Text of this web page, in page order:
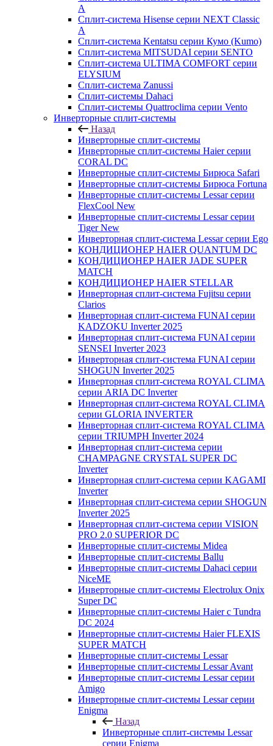
A
Сплит-система Hisense серии NEXT Classic
A
Сплит-система Kentatsu серии Кумо (Kumo)
Сплит-система MITSUDAI серии SENTO
Сплит-система ULTIMA COMFORT серии
ELYSIUM
Сплит-система Zanussi
Сплит-системы Dahaci
Сплит-системы Quattroclima серии Vento
Инверторные сплит-системы
Назад
Инверторные сплит-системы
Инверторные сплит-системы Haier серии
CORAL DC
Инверторные сплит-системы Бирюса Safari
Инверторные сплит-системы Бирюса Fortuna
Инверторные сплит-системы Lessar серии
FlexCool New
Инверторные сплит-системы Lessar серии
Tiger New
Инверторная сплит-система Lessar серии Ego
КОНДИЦИОНЕР HAIER QUANTUM DC
КОНДИЦИОНЕР HAIER JADE SUPER
MATCH
КОНДИЦИОНЕР HAIER STELLAR
Инверторная сплит-система Fujitsu серии
Clarios
Инверторная сплит-система FUNAI серии
KADZOKU Inverter 2025
Инверторная сплит-система FUNAI серии
SENSEI Inverter 2023
Инверторная сплит-система FUNAI серии
SHOGUN Inverter 2025
Инверторная сплит-система ROYAL CLIMA
серии ARIA DC Inverter
Инверторная сплит-система ROYAL CLIMA
серии GLORIA INVERTER
Инверторная сплит-система ROYAL CLIMA
серии TRIUMPH Inverter 2024
Инверторная сплит-система серии
CHAMPAGNE CRYSTAL SUPER DC
Inverter
Инверторная сплит-система серии KAGAMI
Inverter
Инверторная сплит-система серии SHOGUN
Inverter 2025
Инверторная сплит-система серии VISION
PRO 2.0 SUPERIOR DC
Инверторные сплит-системы Midea
Инверторные сплит-системы Ballu
Инверторные сплит-системы Dahaci серии
NiceME
Инверторные сплит-системы Electrolux Onix
Super DC
Инверторные сплит-системы Haier c Tundra
DC 2024
Инверторные сплит-системы Haier FLEXIS
SUPER MATCH
Инверторные сплит-системы Lessar
Инверторные сплит-системы Lessar Avant
Инверторные сплит-системы Lessar серии
Amigo
Инверторные сплит-системы Lessar серии
Enigma
Назад
Инверторные сплит-системы Lessar
серии Enigma